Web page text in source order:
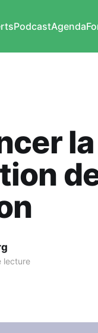
PodcastAgenda
la
lecture